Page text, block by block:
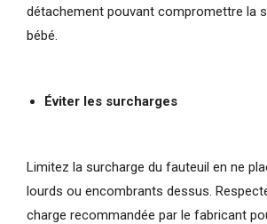
détachement pouvant compromettre la
bébé.
Éviter les surcharges
Limitez la surcharge du fauteuil en ne
lourds ou encombrants dessus.
charge recommandée par le fabricant